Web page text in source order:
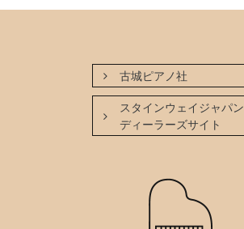
古城ピアノ社
スタインウェイジャパン
ディーラーズサイト